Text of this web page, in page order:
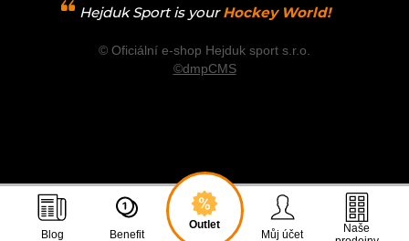
Hejduk Sport is your Hockey World!
© Oficiální e-shop Hejduk sport s.r.o.
©dmpCMS
Blog Benefit
Outlet
Můj účet
Naše